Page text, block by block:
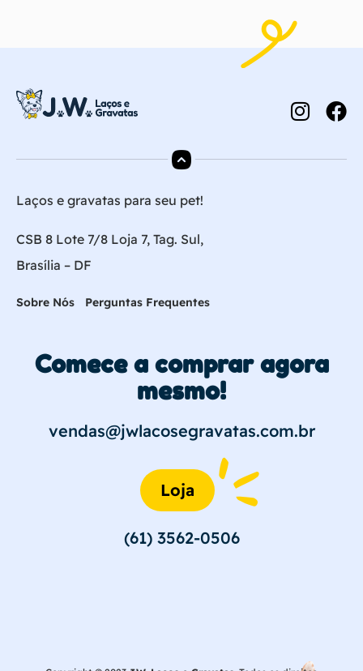
Laços e gravatas para seu pet!
CSB 8 Lote 7/8 Loja 7, Tag. Sul,
Brasília – DF
Sobre Nós Perguntas Frequentes
Comece a comprar agora
mesmo!
vendas@jwlacosegravatas.com.br
Loja
(61) 3562-0506